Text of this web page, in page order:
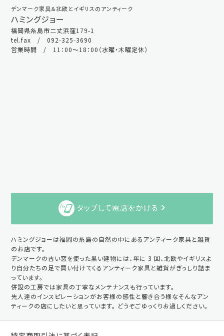
デンマーク家具＆北欧とイギリスのアンティーク
ハミングジョー
福岡県糸島市二丈浜窪179-1
tel.fax / 092-325-3690
営業時間 / 11：00～18：00（水曜・木曜定休）
タップして電話をかける
ハミングジョーは福岡の糸島の自然の中にあるアンティーク家具と雑貨
のお店です。
デンマークの古い窓を使った黒い建物には、年に 3 回、北欧やイギリスよ
り自分たちの足で買い付けてくるアンティーク家具と雑貨がぎっしり詰ま
っています。
併設の工房では家具の丁寧なメンテナンスも行っています。
先人達のインスピレーションがお客様の感性と響き合う様なそんなアン
ティークの店にしたいと思っています。 どうぞごゆっくりお過しください。